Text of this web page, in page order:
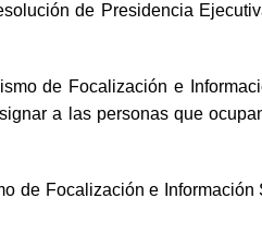
de Presidencia
de Focalización e
a las personas que
de Focalización e Información